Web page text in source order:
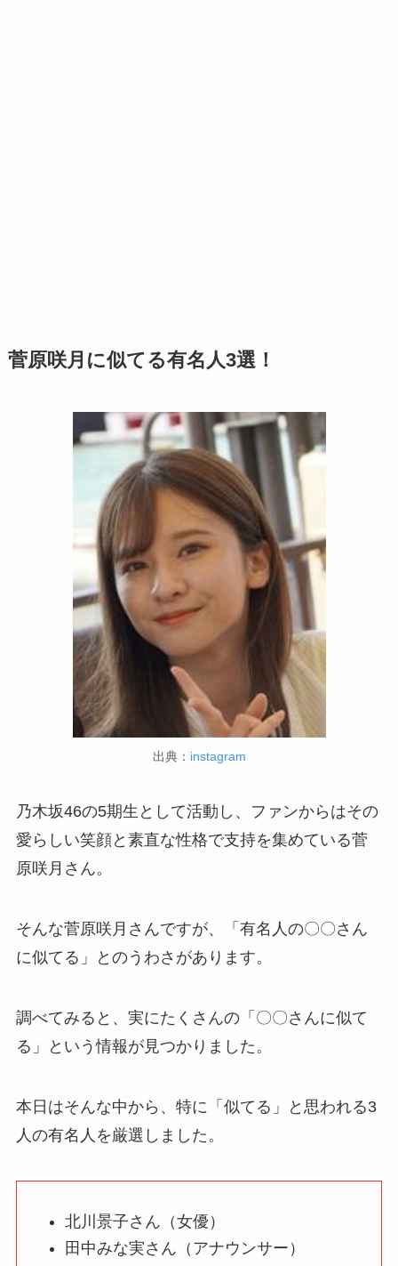
菅原咲月に似てる有名人3選！
出典： instagram
乃木坂46の5期生として活動し、ファンからはその
愛らしい笑顔と素直な性格で支持を集めている菅
原咲月さん。
そんな菅原咲月さんですが、「有名人の〇〇さん
に似てる」とのうわさがあります。
調べてみると、実にたくさんの「〇〇さんに似て
る」という情報が見つかりました。
本日はそんな中から、特に「似てる」と思われる3
人の有名人を厳選しました。
北川景子さん（女優）
田中みな実さん（アナウンサー）